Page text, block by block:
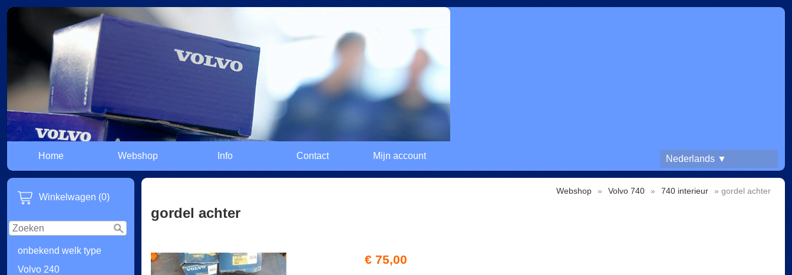
Nederlands ▼
Home Webshop Info Contact Mijn account
Winkelwagen (0)
onbekend welk type
Volvo 240
Webshop » Volvo 740 » 740 interieur » gordel achter
gordel achter
€ 75,00